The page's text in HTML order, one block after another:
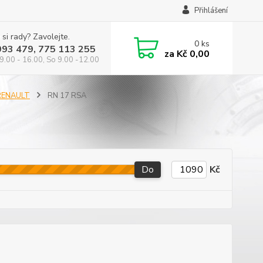
Přihlášení
rady? Zavolejte.
479, 775 113 255
- 16.00, So 9.00 -12.00
0ks
za Kč 0,00
RN 17 RSA
Do Kč